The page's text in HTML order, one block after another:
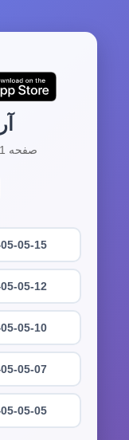
صفحه 1 از 343 | مجموع 3424 آرشیو
05-15
05-12
05-10
05-07
05-05